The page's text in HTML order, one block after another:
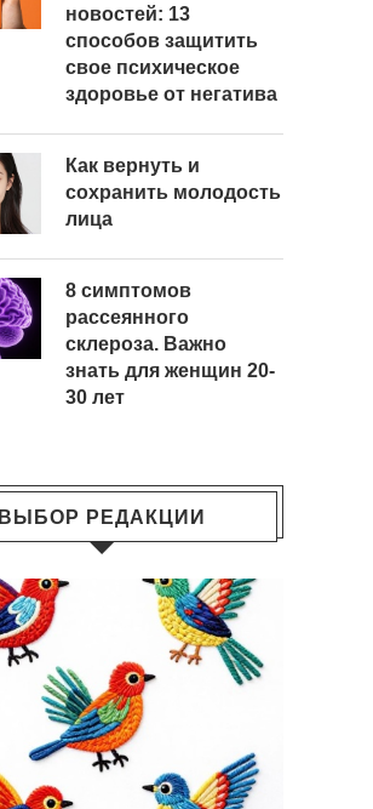
новостей: 13
способов защитить
свое психическое
здоровье от негатива
Как вернуть и
сохранить молодость
лица
8 симптомов
рассеянного
склероза. Важно
знать для женщин 20-
30 лет
ВЫБОР РЕДАКЦИИ